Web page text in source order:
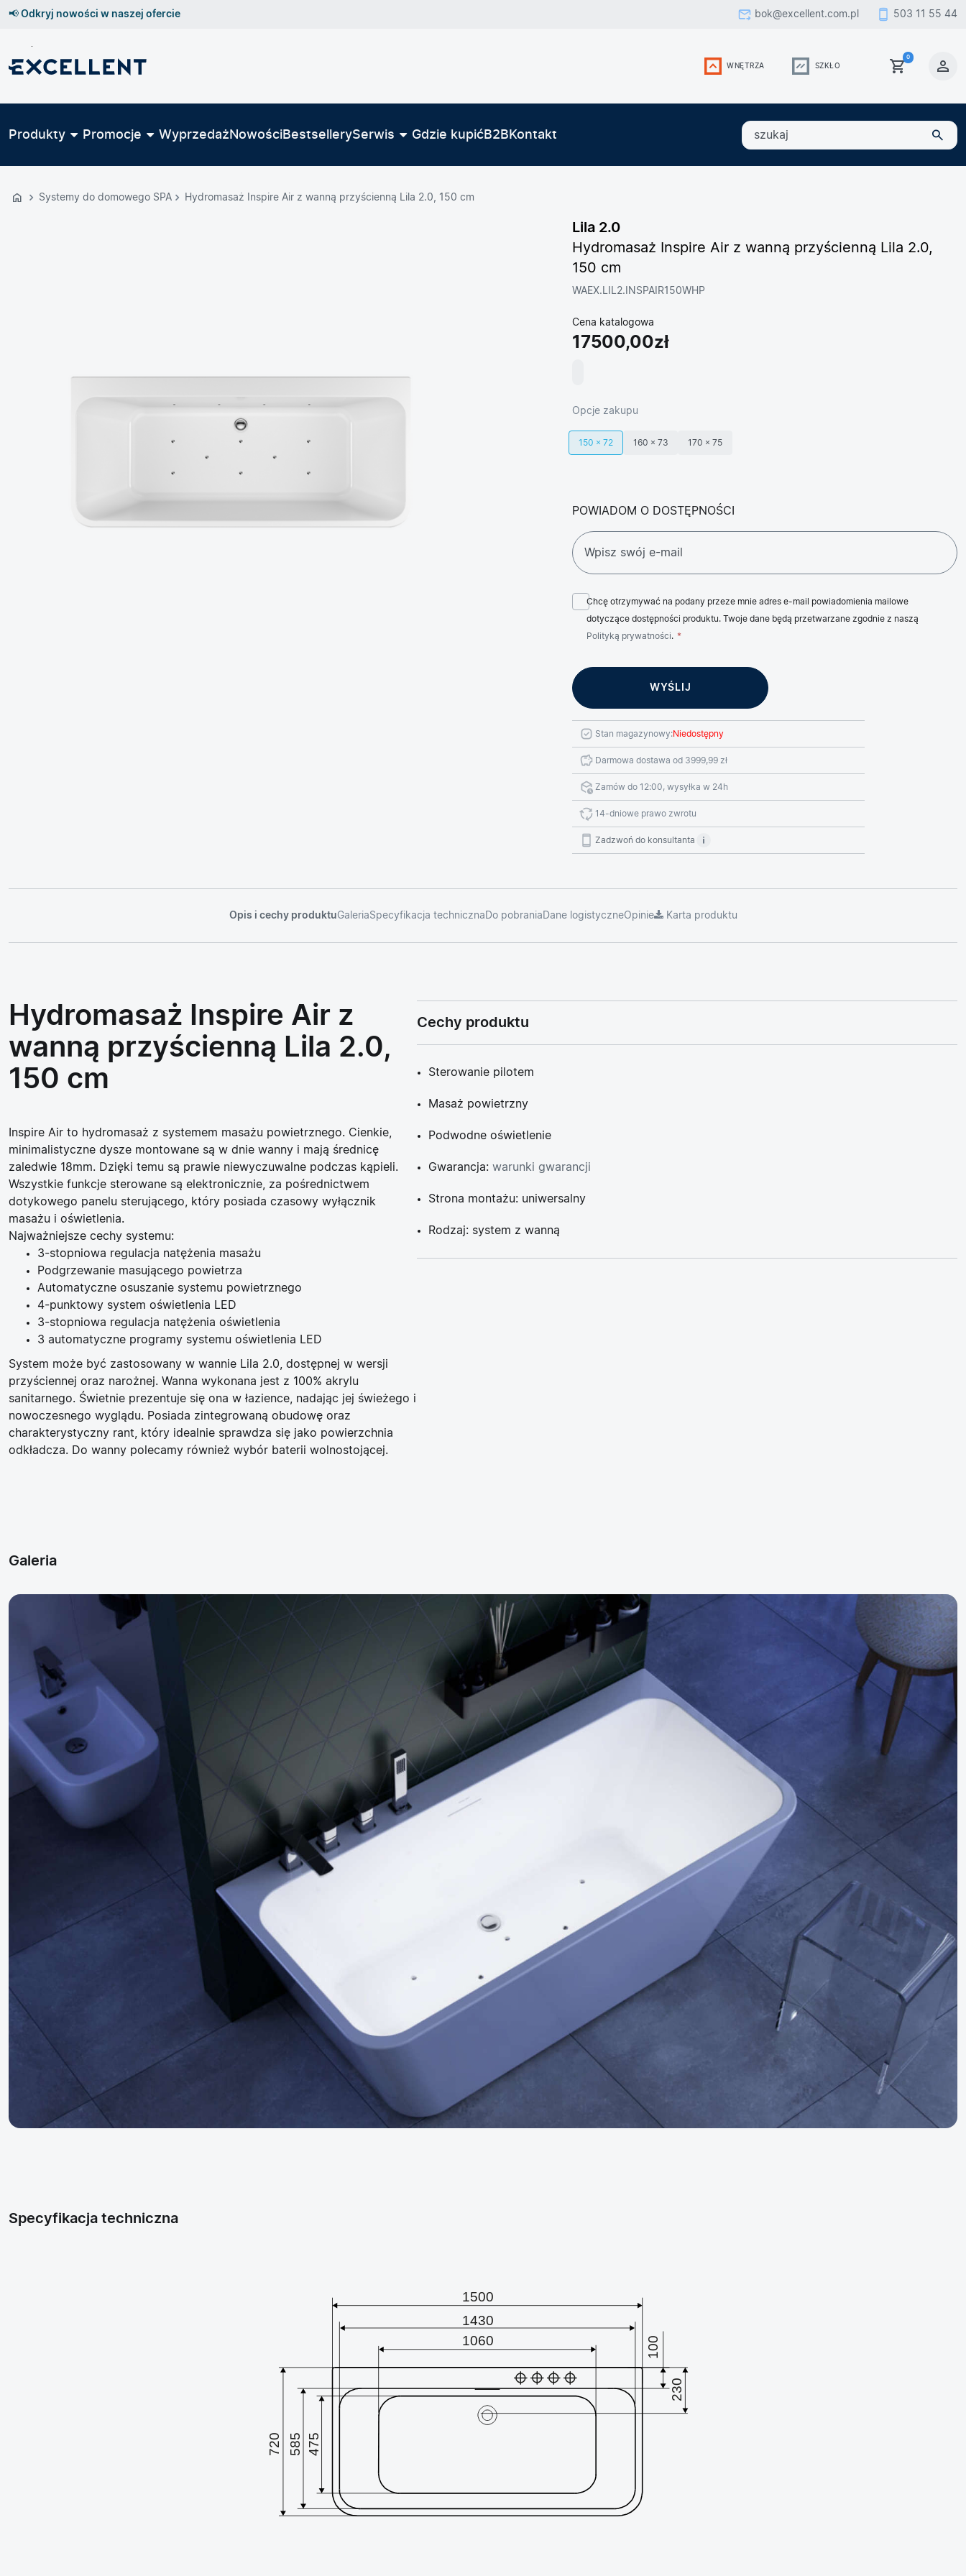
Przejdź
GŁÓWNEJ
📢 Odkryj nowości w naszej ofercie bok@excellent.com.pl 503 11 55 44
WNĘTRZA SZKŁO
0
Produkty Promocje Wyprzedaż NowościBestsellerySerwis Gdzie kupićB2B Kontakt
szukaj
Systemy do domowego SPA Hydromasaż Inspire Air z wanną przyścienną Lila 2.0, 150 cm
Lila 2.0
Hydromasaż Inspire Air z wanną przyścienną Lila 2.0,
150 cm
WAEX.LIL2.INSPAIR150WHP
Cena katalogowa
17500,00zł
Opcje zakupu
150 × 72 160 × 73 170 × 75
POWIADOM O DOSTĘPNOŚCI
Chcę otrzymywać na podany przeze mnie adres e-mail powiadomienia mailowe
dotyczące dostępności produktu. Twoje dane będą przetwarzane zgodnie z naszą
Polityką prywatności.
Stan magazynowy:Niedostępny
Darmowa dostawa od 3999,99 zł
Zamów do 12:00, wysyłka w 24h
14-dniowe prawo zwrotu
Zadzwoń do konsultanta
Opis i cechy produktuGaleriaSpecyfikacja techniczna Do pobrania Dane logistyczneOpinie Karta produktu
Hydromasaż Inspire Air z
wanną przyścienną Lila 2.0,
150 cm
Inspire Air to hydromasaż z systemem masażu powietrznego. Cienkie,
minimalistyczne dysze montowane są w dnie wanny i mają średnicę
zaledwie 18mm. Dzięki temu są prawie niewyczuwalne podczas kąpieli.
Wszystkie funkcje sterowane są elektronicznie, za pośrednictwem
dotykowego panelu sterującego, który posiada czasowy wyłącznik
masażu i oświetlenia.
Najważniejsze cechy systemu:
3-stopniowa regulacja natężenia masażu
Podgrzewanie masującego powietrza
Automatyczne osuszanie systemu powietrznego
4-punktowy system oświetlenia LED
3-stopniowa regulacja natężenia oświetlenia
3 automatyczne programy systemu oświetlenia LED
System może być zastosowany w wannie Lila 2.0, dostępnej w wersji
przyściennej oraz narożnej. Wanna wykonana jest z 100% akrylu
sanitarnego. Świetnie prezentuje się ona w łazience, nadając jej świeżego i
nowoczesnego wyglądu. Posiada zintegrowaną obudowę oraz
charakterystyczny rant, który idealnie sprawdza się jako powierzchnia
odkładcza. Do wanny polecamy również wybór baterii wolnostojącej.
Cechy produktu
Sterowanie pilotem
Masaż powietrzny
Podwodne oświetlenie
Gwarancja: warunki gwarancji
Strona montażu: uniwersalny
Rodzaj: system z wanną
Galeria
Specyfikacja techniczna